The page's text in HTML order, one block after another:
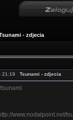
- zdjecia
21:19 Tsunami - zdjecia
www.nodalpoint.net/